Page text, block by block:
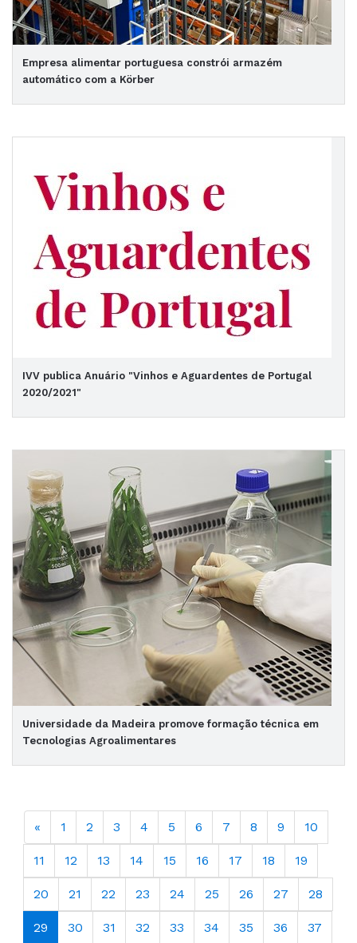
Empresa alimentar portuguesa constrói armazém
automático com a Körber
IVV publica Anuário "Vinhos e Aguardentes de Portugal
2020/2021"
Universidade da Madeira promove formação técnica em
Tecnologias Agroalimentares
« 1 2 3 4 5 6 7 8 9 10
11 12 13 14 15 16 17 18 19
20 21 22 23 24 25 26 27 28
29 30 31 32 33 34 35 36 37